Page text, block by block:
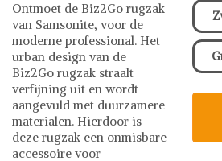
Ontmoet de Biz2Go rugzak
van Samsonite, voor de
moderne professional. Het
urban design van de
Biz2Go rugzak straalt
verfijning uit en wordt
aangevuld met duurzamere
materialen. Hierdoor is
deze rugzak een onmisbare
accessoire voor